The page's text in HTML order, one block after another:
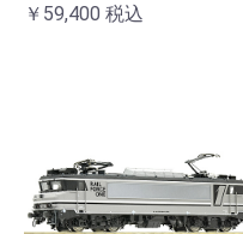
￥59,400 税込